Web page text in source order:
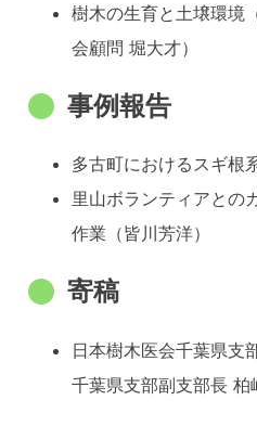
樹木の生育と土壌環境
会顧問 堀大才）
事例報告
多古町におけるスギ根
里山ボランティアとの
作業（皆川芳洋）
寄稿
日本樹木医会千葉県支
千葉県支部副支部長 柏